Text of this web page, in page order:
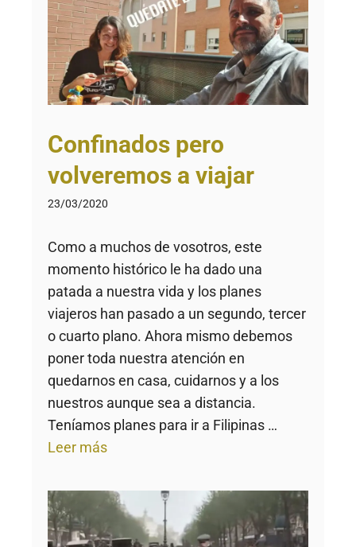
Confinados pero
volveremos a viajar
23/03/2020
Como a muchos de vosotros, este
momento histórico le ha dado una
patada a nuestra vida y los planes
viajeros han pasado a un segundo, tercer
o cuarto plano. Ahora mismo debemos
poner toda nuestra atención en
quedarnos en casa, cuidarnos y a los
nuestros aunque sea a distancia.
Teníamos planes para ir a Filipinas …
Leer más